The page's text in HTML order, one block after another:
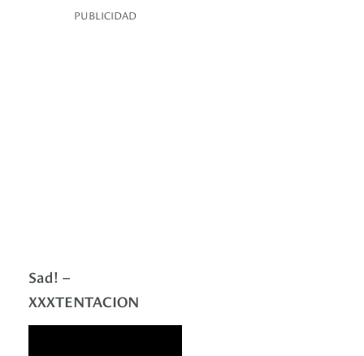
PUBLICIDAD
Sad! –
XXXTENTACION